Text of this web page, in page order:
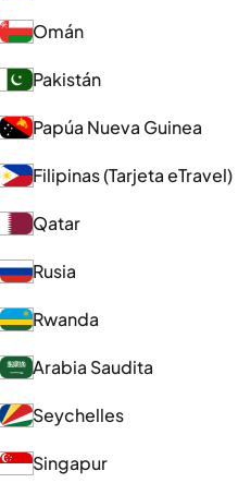
Omán
Pakistán
Papúa Nueva Guinea
Filipinas (Tarjeta eTravel)
Qatar
Rusia
Rwanda
Arabia Saudita
Seychelles
Singapur